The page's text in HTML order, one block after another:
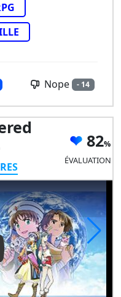
Nope - 14
82
ÉVALUATION
Video: Lunar